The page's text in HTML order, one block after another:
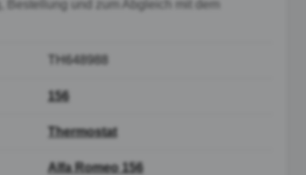
Bestellung und zum Abgleich mit dem
TH648988
156
Thermostat
Alfa Romeo 156